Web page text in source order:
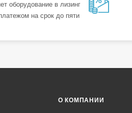
оборудование в лизинг
на срок до пяти
О КОМПАНИИ